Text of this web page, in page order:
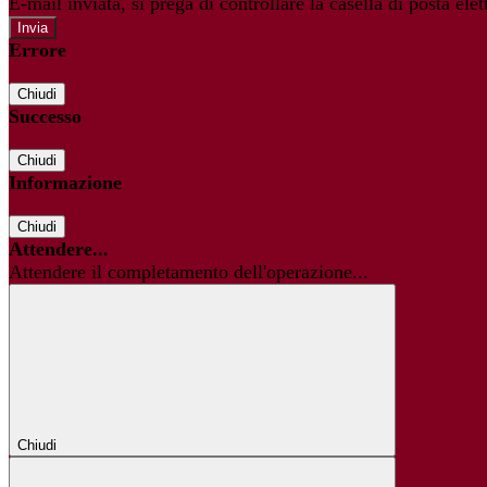
Errore
Chiudi
Successo
Chiudi
Informazione
Chiudi
Attendere...
Attendere il completamento dell'operazione...
Chiudi